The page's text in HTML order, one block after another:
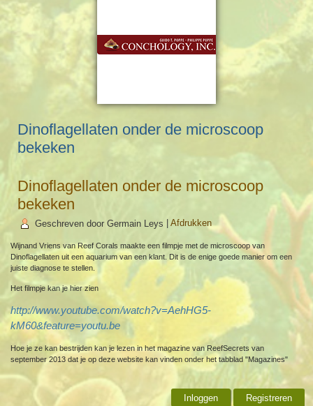
Dinoflagellaten onder de microscoop
bekeken
Dinoflagellaten onder de microscoop
bekeken
Geschreven door Germain Leys |Afdrukken
Wijnand Vriens van Reef Corals maakte een filmpje met de microscoop van
Dinoflagellaten uit een aquarium van een klant. Dit is de enige goede manier om een
juiste diagnose te stellen.
Het filmpje kan je hier zien
http://www.youtube.com/watch?v=AehHG5-
kM60&feature=youtu.be
Hoe je ze kan bestrijden kan je lezen in het magazine van ReefSecrets van
september 2013 dat je op deze website kan vinden onder het tabblad "Magazines"
Inloggen Registreren